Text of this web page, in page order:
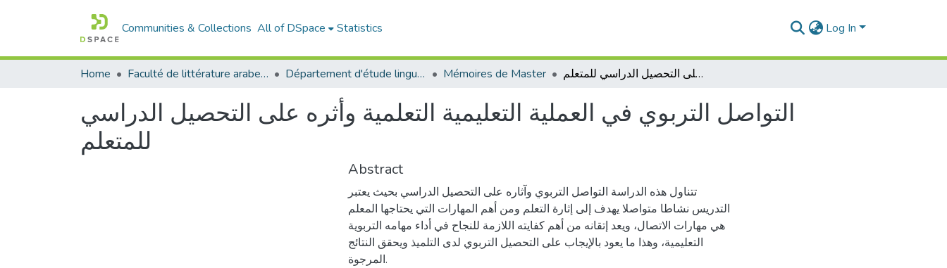
Communities & Collections All of DSpace Statistics Log In
Home Faculté de littérature arabe et des arts Département d'étude linguistique Mémoires de Master التواصل التربوي في العملية التعليمية التعلمية وأثره على التحصيل الدراسي للمتعلم
التواصل التربوي في العملية التعليمية التعلمية وأثره على التحصيل الدراسي
للمتعلم
Abstract
تتناول هذه الدراسة التواصل التربوي وآثاره على التحصيل الدراسي بحيث يعتبر
التدريس نشاطا متواصلا يهدف إلى إثارة التعلم ومن أهم المهارات التي يحتاجها المعلم
هي مهارات الاتصال، ويعد إتقانه من أهم كفايته اللازمة للنجاح في أداء مهامه التربوية
التعليمية، وهذا ما يعود بالإيجاب على التحصيل التربوي لدى التلميذ ويحقق النتائج
المرجوة.